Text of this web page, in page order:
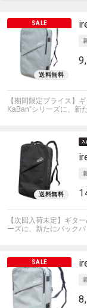
【期間限定プライス】
KaBan”シリーズに、新
【次回入荷未定】ギタ
ーズに、新たにバックパ